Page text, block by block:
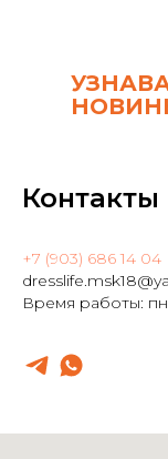
Контакты
+7 (903) 686 14 04
Время работы: